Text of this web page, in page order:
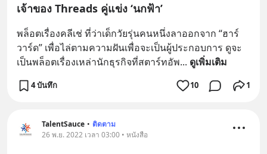
เจ้าของ Threads คู่แข่ง ‘นกฟ้า’
พล็อตเรื่องคลีเช่ ที่ว่าเด็กวัยรุ่นคนหนึ่งลาออกจาก “ฮาร์
วาร์ด” เพื่อไล่ตามความฝันเพื่อจะเป็นผู้ประกอบการ ดูจะ
เป็นพล็อตเรื่องเหล่านักธุรกิจที่สตาร์ทอัพ... ดูเพิ่มเติม
4 บันทึก 10 1
TalentSauce • ติดตาม
26 พ.ย. 2022 เวลา 03:00 • หนังสือ